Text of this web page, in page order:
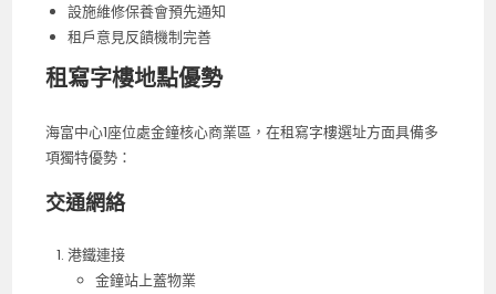
設施維修保養會預先通知
租戶意見反饋機制完善
租寫字樓地點優勢
海富中心1座位處金鐘核心商業區，在租寫字樓選址方面具備多
項獨特優勢：
交通網絡
港鐵連接
金鐘站上蓋物業